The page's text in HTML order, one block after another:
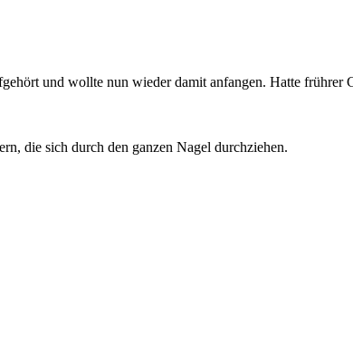
und wollte nun wieder damit anfangen. Hatte frührer
die sich durch den ganzen Nagel durchziehen.